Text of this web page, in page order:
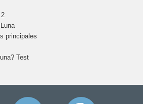
principales
Test